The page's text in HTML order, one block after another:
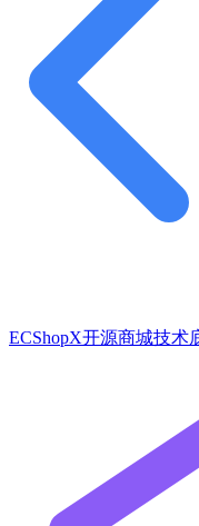
ECShopX开源商城技术